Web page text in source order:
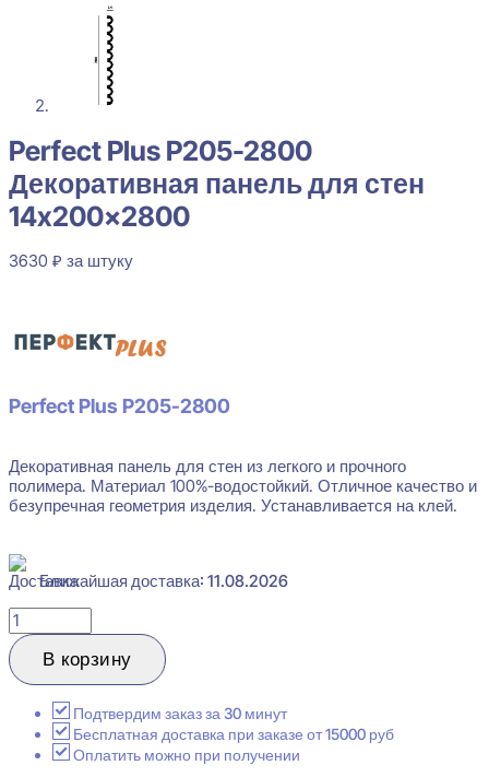
Perfect Plus P205-2800
Декоративная панель для стен
14x200x2800
3630 ₽ за штуку
Perfect Plus P205-2800
Декоративная панель для стен из легкого и прочного
полимера. Материал 100%-водостойкий. Отличное качество и
безупречная геометрия изделия. Устанавливается на клей.
Ближайшая доставка: 11.08.2026
Количество
товара
Perfect
Plus
2800
Декоративная
панель
В корзину
Подтвердим заказ за 30 минут
Бесплатная доставка при заказе от 15000 руб
Оплатить можно при получении